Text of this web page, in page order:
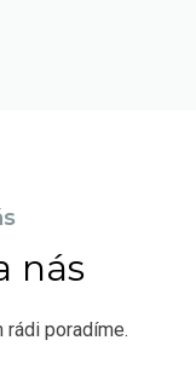
nás
rádi poradíme.